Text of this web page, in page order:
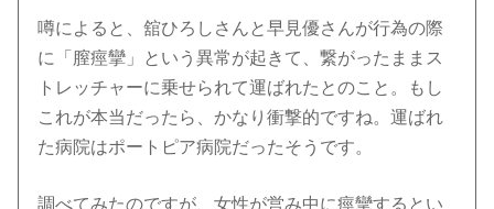
噂によると、舘ひろしさんと早見優さんが行為の際
に「膣痙攣」という異常が起きて、繋がったままス
トレッチャーに乗せられて運ばれたとのこと。もし
これが本当だったら、かなり衝撃的ですね。運ばれ
た病院はポートピア病院だったそうです。
調べてみたのですが、女性が営み中に痙攣するとい